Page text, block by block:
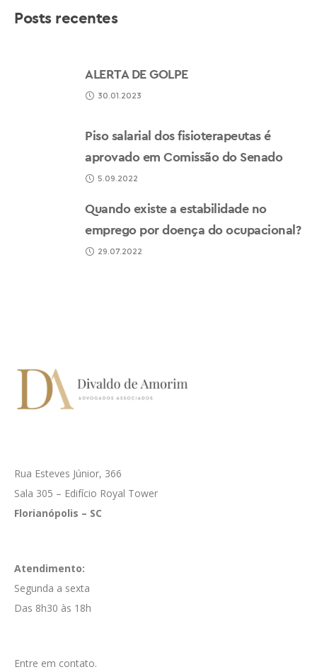
Posts recentes
ALERTA DE GOLPE
30.01.2023
Piso salarial dos fisioterapeutas é
aprovado em Comissão do Senado
5.09.2022
Quando existe a estabilidade no
emprego por doença do ocupacional?
29.07.2022
Rua Esteves Júnior, 366
Sala 305 – Edifício Royal Tower
Florianópolis – SC
Atendimento:
Segunda a sexta
Das 8h30 às 18h
Entre em contato.